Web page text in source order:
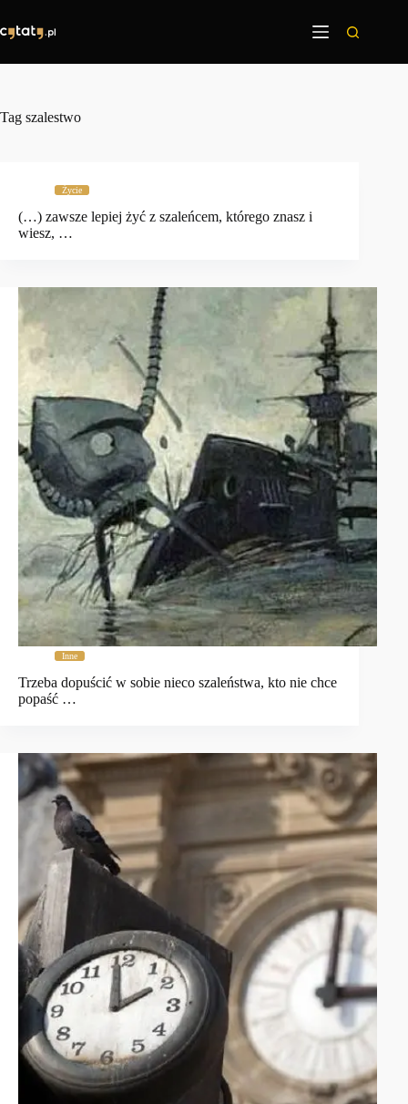
treści
Tag szalestwo
Życie
(…) zawsze lepiej żyć z szaleńcem, którego znasz i
wiesz, …
Inne
Trzeba dopuścić w sobie nieco szaleństwa, kto nie chce
popaść …